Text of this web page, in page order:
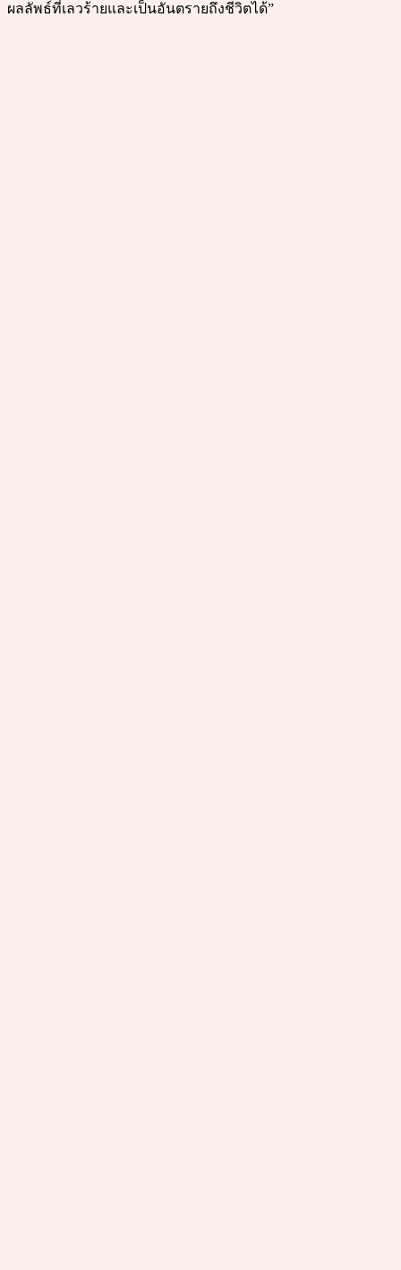
ผลลัพธ์ที่เลวร้ายและเป็นอันตรายถึงชีวิตได้”